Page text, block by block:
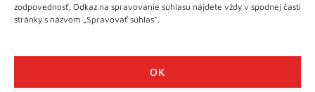
zodpovednosť. Odkaz na spravovanie súhlasu nájdete vždy v spodnej časti
stránky s názvom „Spravovať súhlas“.
OK
Vínotéka: +421 917 888 879
Vínotéka: Bratislavská 49/B, Bratislava 841 06